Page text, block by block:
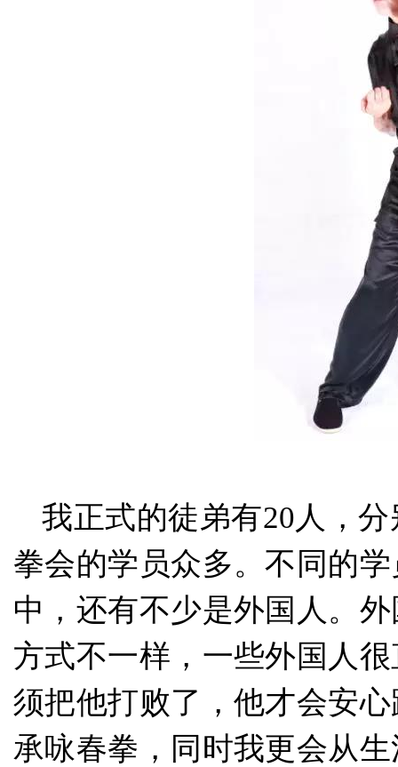
我正式的徒弟有20人，
拳会的学员众多。不同的
中，还有不少是外国人。
方式不一样，一些外国人
须把他打败了，他才会安
承咏春拳，同时我更会从